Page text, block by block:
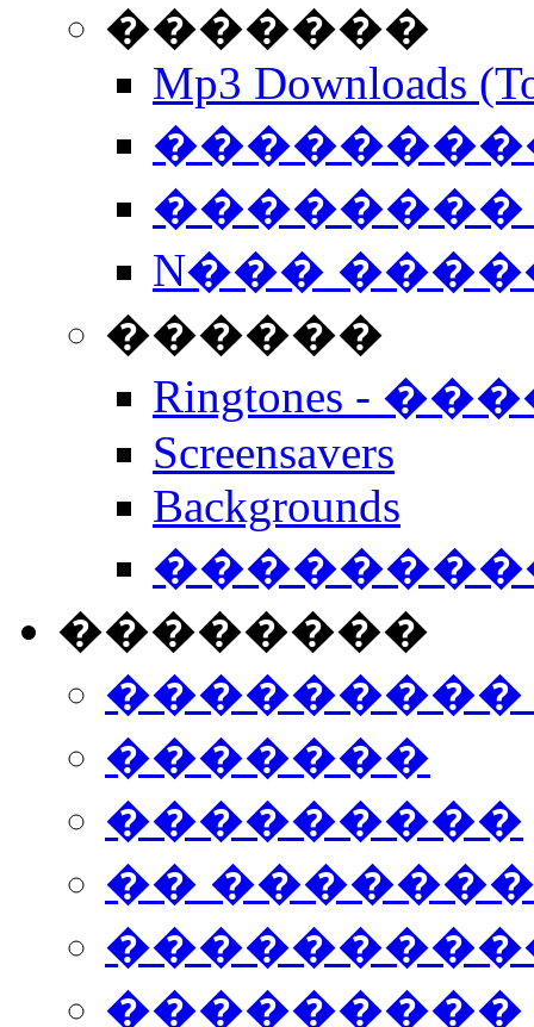
�������
Mp3 Downloads
��������
N���
������
Ringtones -
Screensavers
Backgrounds
��������
���������
�������
���������
��
���������